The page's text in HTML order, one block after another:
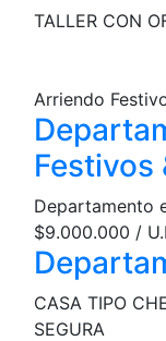
TALLER CON
Arriendo
Festivos
Departamento
$9.000.000 /
CASA TIPO
SEGURA